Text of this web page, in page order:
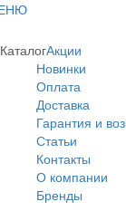
КаталогАкции
Новинки
Оплата
Доставка
Гарантия и
Статьи
Контакты
О компании
Бренды